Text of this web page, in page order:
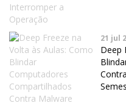
21 jul
Deep